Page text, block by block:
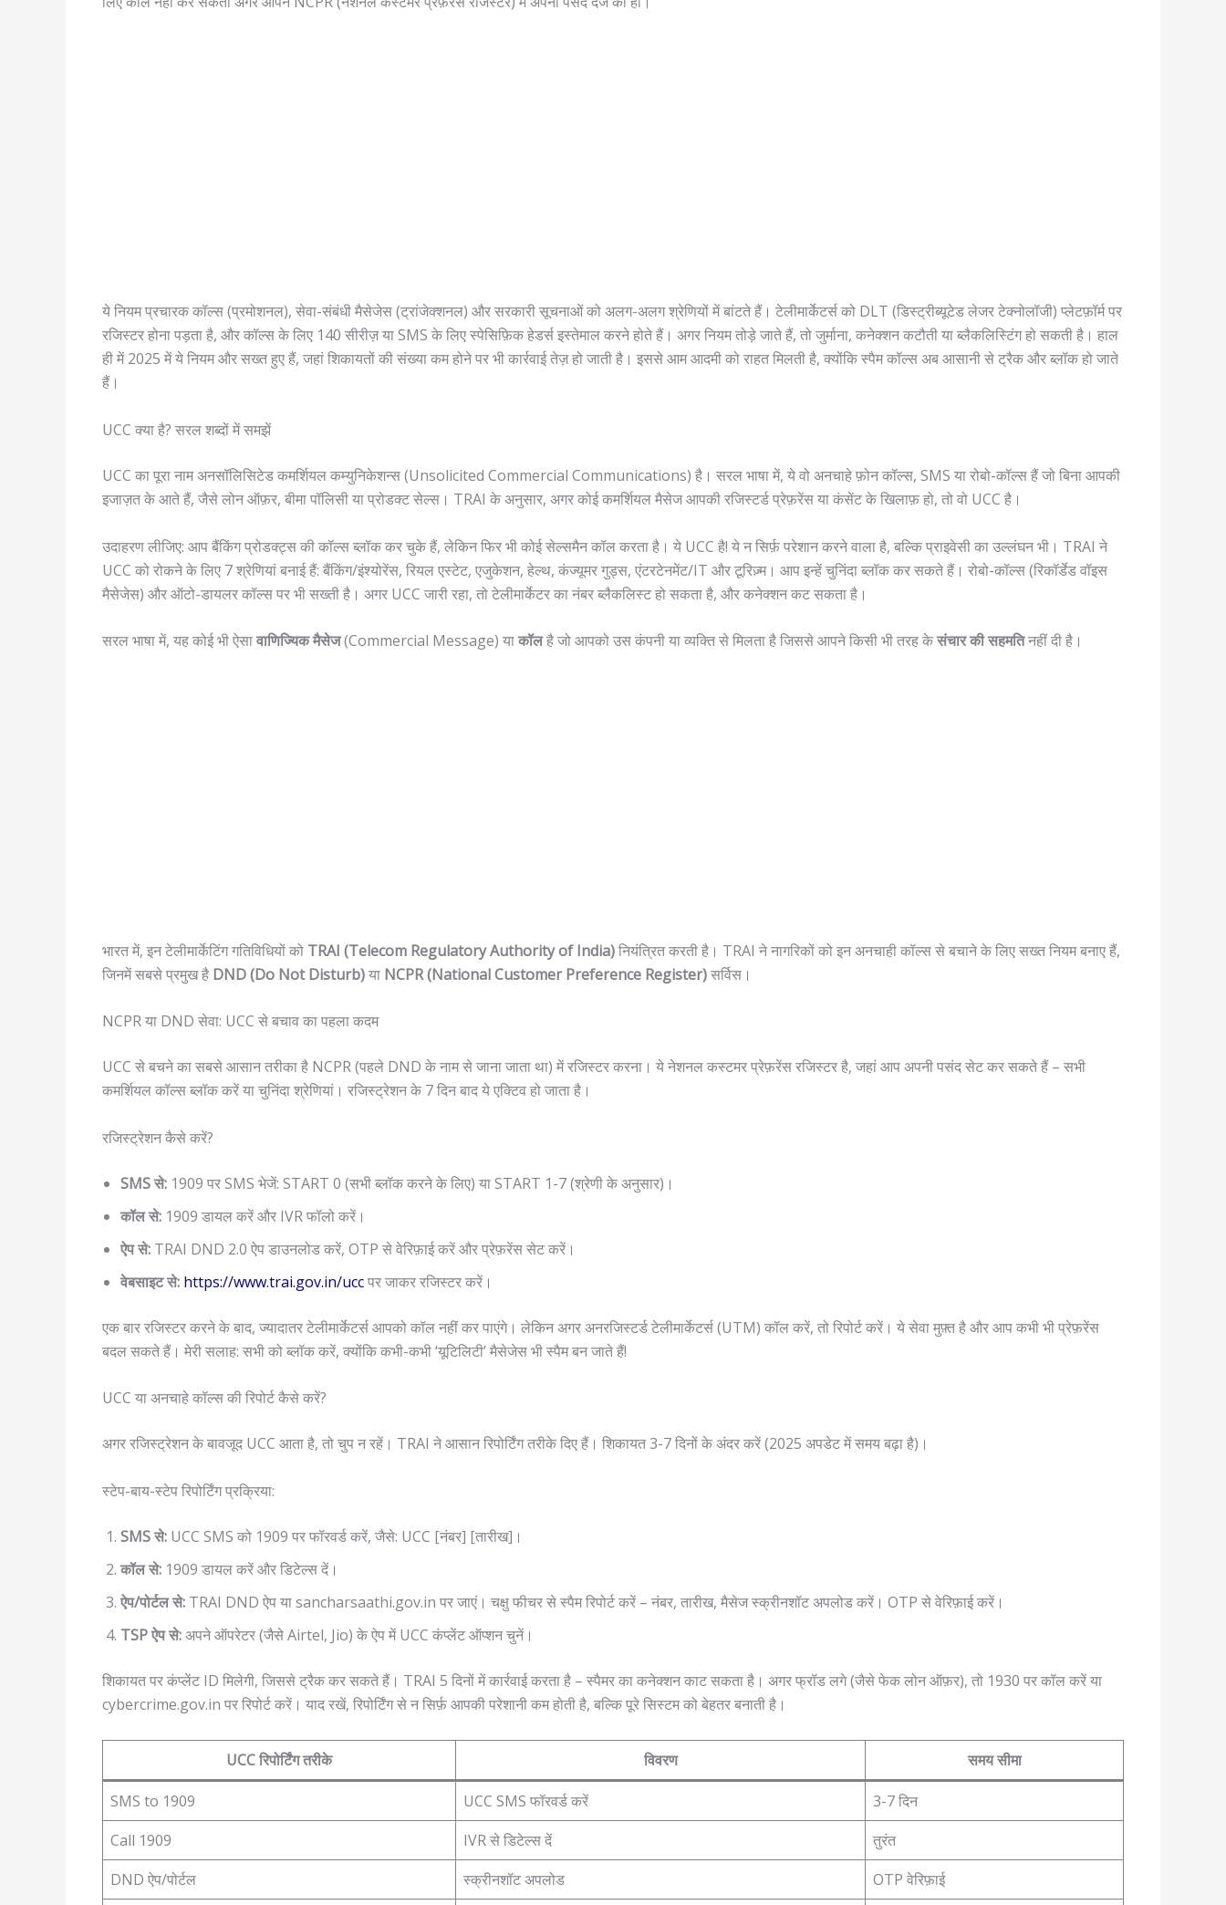
ये नियम प्रचारक कॉल्स (प्रमोशनल), सेवा-संबंधी मैसेजेस (ट्रांजेक्शनल) और सरकारी सूचनाओं को अलग-अलग श्रेणियों में बांटते हैं। टेलीमार्केटर्स को DLT (डिस्ट्रीब्यूटेड लेजर टेक्नोलॉजी) प्लेटफ़ॉर्म पर
रजिस्टर होना पड़ता है, और कॉल्स के लिए 140 सीरीज़ या SMS के लिए स्पेसिफ़िक हेडर्स इस्तेमाल करने होते हैं। अगर नियम तोड़े जाते हैं, तो जुर्माना, कनेक्शन कटौती या ब्लैकलिस्टिंग हो सकती है। हाल
ही में 2025 में ये नियम और सख्त हुए हैं, जहां शिकायतों की संख्या कम होने पर भी कार्रवाई तेज़ हो जाती है। इससे आम आदमी को राहत मिलती है, क्योंकि स्पैम कॉल्स अब आसानी से ट्रैक और ब्लॉक हो जाते
हैं।
UCC क्या है? सरल शब्दों में समझें
UCC का पूरा नाम अनसॉलिसिटेड कमर्शियल कम्युनिकेशन्स (Unsolicited Commercial Communications) है। सरल भाषा में, ये वो अनचाहे फ़ोन कॉल्स, SMS या रोबो-कॉल्स हैं जो बिना आपकी
इजाज़त के आते हैं, जैसे लोन ऑफ़र, बीमा पॉलिसी या प्रोडक्ट सेल्स। TRAI के अनुसार, अगर कोई कमर्शियल मैसेज आपकी रजिस्टर्ड प्रेफ़रेंस या कंसेंट के खिलाफ़ हो, तो वो UCC है।
उदाहरण लीजिए: आप बैंकिंग प्रोडक्ट्स की कॉल्स ब्लॉक कर चुके हैं, लेकिन फिर भी कोई सेल्समैन कॉल करता है। ये UCC है! ये न सिर्फ़ परेशान करने वाला है, बल्कि प्राइवेसी का उल्लंघन भी। TRAI ने
UCC को रोकने के लिए 7 श्रेणियां बनाई हैं: बैंकिंग/इंश्योरेंस, रियल एस्टेट, एजुकेशन, हेल्थ, कंज्यूमर गुड्स, एंटरटेनमेंट/IT और टूरिज़्म। आप इन्हें चुनिंदा ब्लॉक कर सकते हैं। रोबो-कॉल्स (रिकॉर्डेड वॉइस
मैसेजेस) और ऑटो-डायलर कॉल्स पर भी सख्ती है। अगर UCC जारी रहा, तो टेलीमार्केटर का नंबर ब्लैकलिस्ट हो सकता है, और कनेक्शन कट सकता है।
सरल भाषा में, यह कोई भी ऐसावाणिज्यिक मैसेज(Commercial Message) याकॉलहै जो आपको उस कंपनी या व्यक्ति से मिलता है जिससे आपने किसी भी तरह केसंचार की सहमतिनहीं दी है।
भारत में, इन टेलीमार्केटिंग गतिविधियों को TRAI (Telecom Regulatory Authority of India)नियंत्रित करती है। TRAI ने नागरिकों को इन अनचाही कॉल्स से बचाने के लिए सख्त नियम बनाए हैं,
जिनमें सबसे प्रमुख है DND (Do Not Disturb)या NCPR (National Customer Preference Register)सर्विस।
NCPR या DND सेवा: UCC से बचाव का पहला कदम
UCC से बचने का सबसे आसान तरीका है NCPR (पहले DND के नाम से जाना जाता था) में रजिस्टर करना। ये नेशनल कस्टमर प्रेफ़रेंस रजिस्टर है, जहां आप अपनी पसंद सेट कर सकते हैं – सभी
कमर्शियल कॉल्स ब्लॉक करें या चुनिंदा श्रेणियां। रजिस्ट्रेशन के 7 दिन बाद ये एक्टिव हो जाता है।
रजिस्ट्रेशन कैसे करें?
SMS से: 1909 पर SMS भेजें: START 0 (सभी ब्लॉक करने के लिए) या START 1-7 (श्रेणी के अनुसार)।
कॉल से: 1909 डायल करें और IVR फॉलो करें।
ऐप से: TRAI DND 2.0 ऐप डाउनलोड करें, OTP से वेरिफ़ाई करें और प्रेफ़रेंस सेट करें।
वेबसाइट से: https://www.trai.gov.in/uccपर जाकर रजिस्टर करें।
एक बार रजिस्टर करने के बाद, ज्यादातर टेलीमार्केटर्स आपको कॉल नहीं कर पाएंगे। लेकिन अगर अनरजिस्टर्ड टेलीमार्केटर्स (UTM) कॉल करें, तो रिपोर्ट करें। ये सेवा मुफ़्त है और आप कभी भी प्रेफ़रेंस
बदल सकते हैं। मेरी सलाह: सभी को ब्लॉक करें, क्योंकि कभी-कभी ‘यूटिलिटी’ मैसेजेस भी स्पैम बन जाते हैं!
UCC या अनचाहे कॉल्स की रिपोर्ट कैसे करें?
अगर रजिस्ट्रेशन के बावजूद UCC आता है, तो चुप न रहें। TRAI ने आसान रिपोर्टिंग तरीके दिए हैं। शिकायत 3-7 दिनों के अंदर करें (2025 अपडेट में समय बढ़ा है)।
स्टेप-बाय-स्टेप रिपोर्टिंग प्रक्रिया:
SMS से: UCC SMS को 1909 पर फॉरवर्ड करें, जैसे: UCC [नंबर] [तारीख]।
कॉल से: 1909 डायल करें और डिटेल्स दें।
ऐप/पोर्टल से: TRAI DND ऐप या sancharsaathi.gov.in पर जाएं। चक्षु फीचर से स्पैम रिपोर्ट करें – नंबर, तारीख, मैसेज स्क्रीनशॉट अपलोड करें। OTP से वेरिफ़ाई करें।
TSP ऐप से:अपने ऑपरेटर (जैसे Airtel, Jio) के ऐप में UCC कंप्लेंट ऑप्शन चुनें।
शिकायत पर कंप्लेंट ID मिलेगी, जिससे ट्रैक कर सकते हैं। TRAI 5 दिनों में कार्रवाई करता है – स्पैमर का कनेक्शन काट सकता है। अगर फ्रॉड लगे (जैसे फेक लोन ऑफ़र), तो 1930 पर कॉल करें या
cybercrime.gov.in पर रिपोर्ट करें। याद रखें, रिपोर्टिंग से न सिर्फ़ आपकी परेशानी कम होती है, बल्कि पूरे सिस्टम को बेहतर बनाती है।
UCC रिपोर्टिंग तरीके विवरण समय सीमा
SMS to 1909 UCC SMS फॉरवर्ड करें
3-7 दिन
Call 1909
IVR से डिटेल्स दें
तुरंत
DND ऐप/पोर्टल
स्क्रीनशॉट अपलोड OTP वेरिफ़ाई